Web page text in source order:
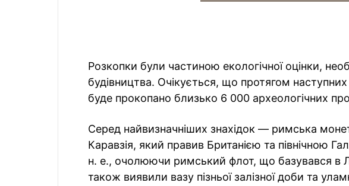
Розкопки були частиною екологічної оцінки,
будівництва. Очікується, що протягом наступних
буде прокопано близько 6 000 археологічних
Серед найвизначніших знахідок — римська
Каравзія, який правив Британією та північною
н. е., очолюючи римський флот, що базувався в
також виявили вазу пізньої залізної доби та